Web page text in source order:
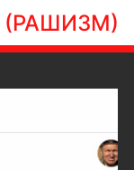
(РАШИЗМ)